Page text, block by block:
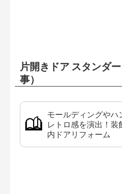
片開きドア スタンダ
事）
モールディングやハ
レトロ感を演出！装
内ドアリフォーム